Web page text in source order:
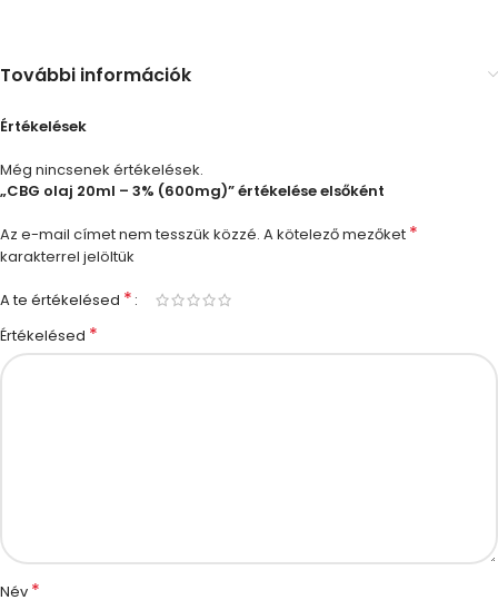
További információk
Értékelések
Még nincsenek értékelések.
„CBG olaj 20ml – 3% (600mg)” értékelése elsőként
Az e-mail címet nem tesszük közzé. A kötelező mezőket *
karakterrel jelöltük
A te értékelésed *
Értékelésed *
Név *